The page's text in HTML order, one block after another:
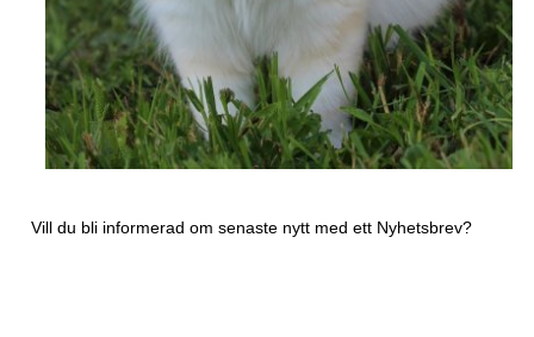
Vill du bli informerad om senaste nytt med ett Nyhetsbrev?